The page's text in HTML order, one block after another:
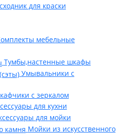
для краски
мебельные
Тумбы,настенные шкафы
Умывальники с
с зеркалом
для кухни
для мойки
Мойки из искусственного